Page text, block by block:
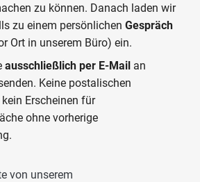
zu können. Danach laden wir
zu einem persönlichen Gespräch
Ort in unserem Büro) ein.
ausschließlich per E-Mail an
Keine postalischen
Erscheinen für
ohne vorherige
von unserem